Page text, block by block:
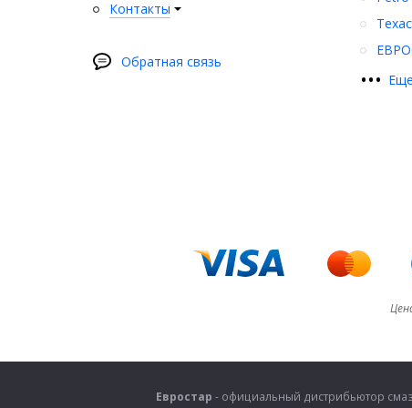
Контакты
Обратная связь
•••
Евростар - официальный дистрибьютор